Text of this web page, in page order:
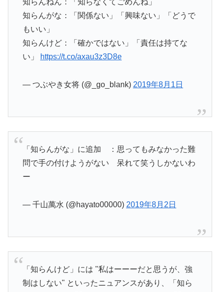
知らんがな：「関係ない」「興味ない」「どうで
もいい」
知らんけど：「確かではない」「責任は持てな
い」
https://t.co/axau3z3D8e
— つぶやき女将 (@_go_blank) 2019年8月1日
「知らんがな」に追加 ：思ってもみなかった難
問で手の付けようがない 呆れて笑うしかないわ
ー
— 千山萬水 (@hayato00000) 2019年8月2日
「知らんけど」には "私はーーーだと思うが、強
制はしない" といったニュアンスがあり、「知ら